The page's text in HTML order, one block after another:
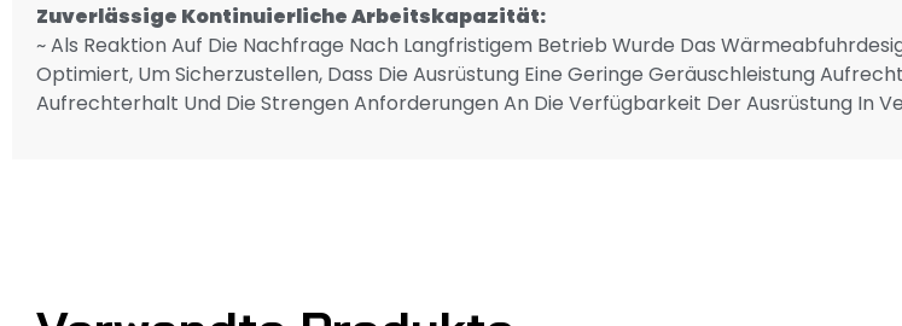
Zuverlässige Kontinuierliche Arbeitskapazität:
~ Als Reaktion Auf Die Nachfrage Nach Langfristigem Betrieb Wurde Das
Optimiert, Um Sicherzustellen, Dass Die Ausrüstung Eine Geringe Geräuschleistung
Aufrechterhalt Und Die Strengen Anforderungen An Die Verfügbarkeit Der Ausrüstung In